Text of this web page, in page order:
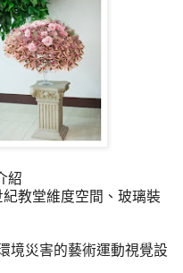
紹
教堂維度空間、玻璃裝
境災害的藝術運動視覺設